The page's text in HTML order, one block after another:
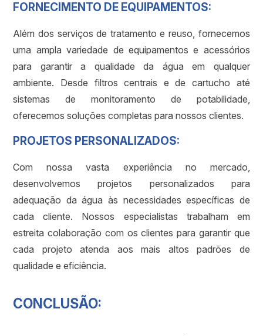
FORNECIMENTO DE EQUIPAMENTOS:
Além dos serviços de tratamento e reuso, fornecemos
uma ampla variedade de equipamentos e acessórios
para garantir a qualidade da água em qualquer
ambiente. Desde filtros centrais e de cartucho até
sistemas de monitoramento de potabilidade,
oferecemos soluções completas para nossos clientes.
PROJETOS PERSONALIZADOS:
Com nossa vasta experiência no mercado,
desenvolvemos projetos personalizados para
adequação da água às necessidades específicas de
cada cliente. Nossos especialistas trabalham em
estreita colaboração com os clientes para garantir que
cada projeto atenda aos mais altos padrões de
qualidade e eficiência.
CONCLUSÃO: